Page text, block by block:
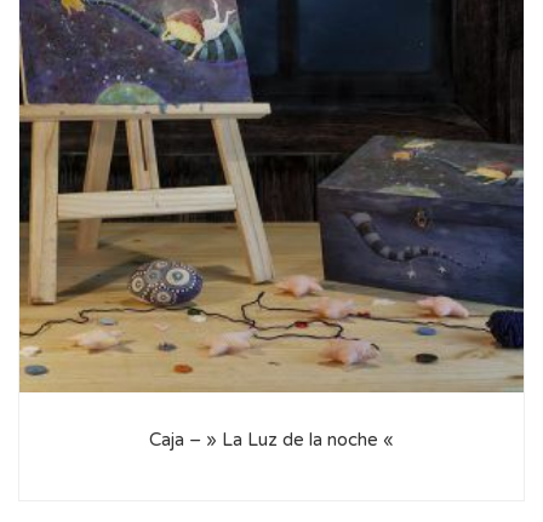
Caja – » La Luz de la noche «